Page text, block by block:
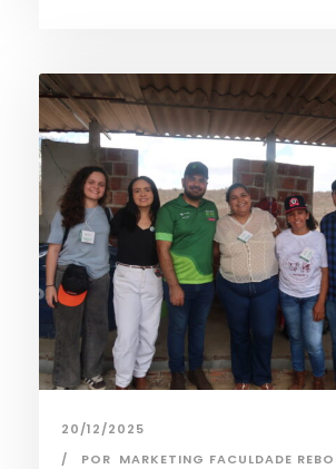
20/12/2025
POR MARKETING FACULDADE